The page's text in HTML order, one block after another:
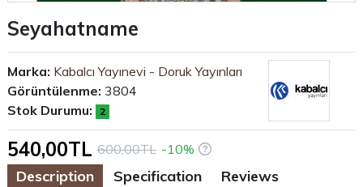
Seyahatname
Description Specification Reviews
Marka: Kabalcı Yayınevi - Doruk Yayınları
Görüntülenme: 3804
Stok Durumu:
2
540,00TL 600,00TL -10%